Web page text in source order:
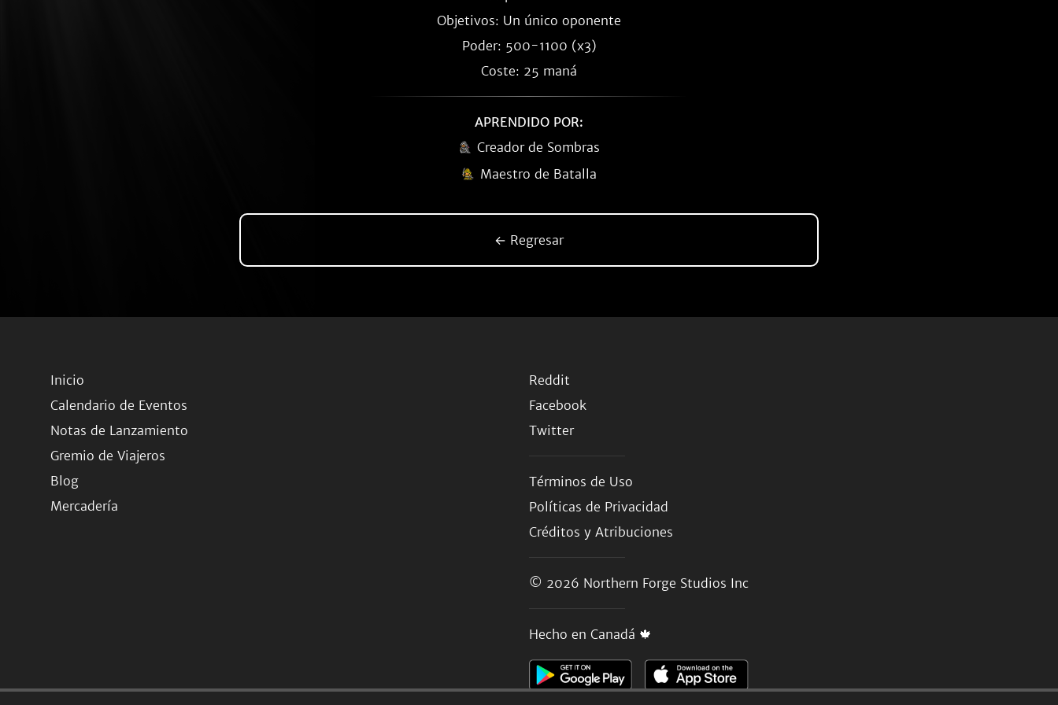
Objetivos: Un único oponente
Poder: 500-1100 (x3)
Coste: 25 maná
APRENDIDO POR:
Creador de Sombras
Maestro de Batalla
← Regresar
Inicio
Calendario de Eventos
Notas de Lanzamiento
Gremio de Viajeros
Blog
Mercadería
Reddit
Facebook
Twitter
Términos de Uso
Políticas de Privacidad
Créditos y Atribuciones
© 2026 Northern Forge Studios Inc
Hecho en Canadá 🍁